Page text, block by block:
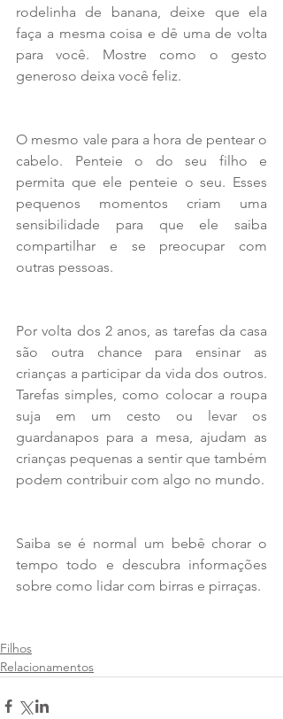
rodelinha de banana, deixe que ela
faça a mesma coisa e dê uma de volta
para você. Mostre como o gesto
generoso deixa você feliz.
O mesmo vale para a hora de pentear o
cabelo. Penteie o do seu filho e
permita que ele penteie o seu. Esses
pequenos momentos criam uma
sensibilidade para que ele saiba
compartilhar e se preocupar com
outras pessoas.
Por volta dos 2 anos, as tarefas da casa
são outra chance para ensinar as
crianças a participar da vida dos outros.
Tarefas simples, como colocar a roupa
suja em um cesto ou levar os
guardanapos para a mesa, ajudam as
crianças pequenas a sentir que também
podem contribuir com algo no mundo.
Saiba se é normal um bebê chorar o
tempo todo e descubra informações
sobre como lidar com birras e pirraças.
Filhos
Relacionamentos